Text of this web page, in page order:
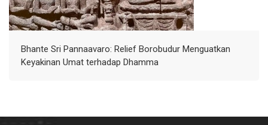
Bhante Sri Pannaavaro: Relief Borobudur Menguatkan
Keyakinan Umat terhadap Dhamma